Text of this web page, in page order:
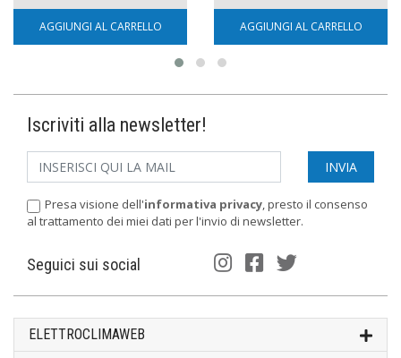
AGGIUNGI AL CARRELLO AGGIUNGI AL CARRELLO
Iscriviti alla newsletter!
Presa visione dell'informativa privacy, presto il consenso
al trattamento dei miei dati per l'invio di newsletter.
Seguici sui social
ELETTROCLIMAWEB